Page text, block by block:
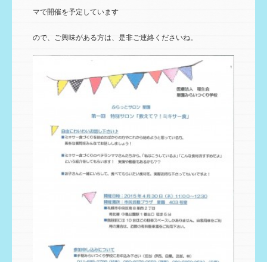
マで開催を予定しています
ので、ご興味がある方は、是非ご連絡くださいね。